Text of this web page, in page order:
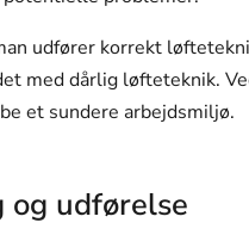
udfører korrekt
med dårlig løfteteknik.
et sundere arbejdsmiljø.
udførelse